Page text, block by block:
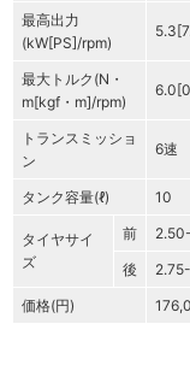
最高出力
(kW[PS]/rpm)
最大トルク(N・
m[kgf・m]/rpm)
トランスミッショ
ン
6速
タンク容量(ℓ) 10
タイヤサイ
ズ
前
後
価格(円)